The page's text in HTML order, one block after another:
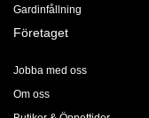
Gardinfållning
Företaget
Jobba med oss
Om oss